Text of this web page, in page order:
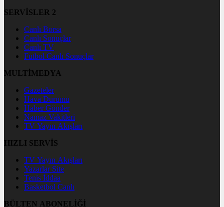
SERVİSLER 2
Canlı Borsa
Canlı Sonuçlar
Canlı TV
Futbol Canlı Sonuçlar
MULTİMEDYA
Gazeteler
Hava Durumu
Haber Gönder
Namaz Vakitleri
TV Yayın Akışları
HIZLI SERVİS
TV Yayın Akışları
Yazarlar Site
Tenis İddaa
Basketbol Canlı
BÜLTEN ABONELİĞİ